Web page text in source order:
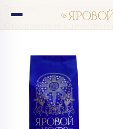
/ Способ